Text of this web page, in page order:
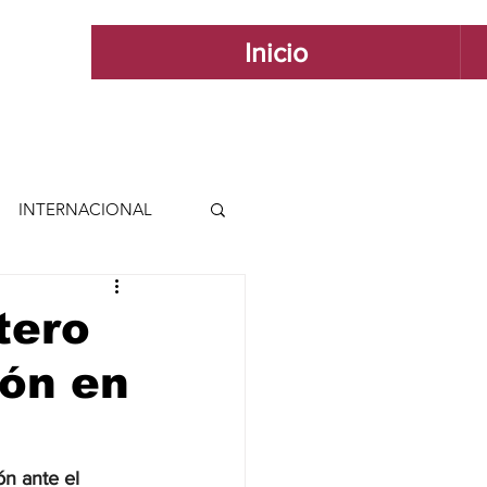
Inicio
INTERNACIONAL
INTERNACIONAL
ESTILO en
ante el